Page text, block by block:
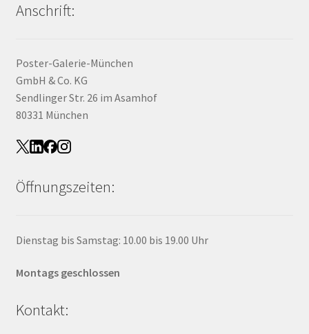
Anschrift:
Poster-Galerie-München
GmbH & Co. KG
Sendlinger Str. 26 im Asamhof
80331 München
Öffnungszeiten:
Dienstag bis Samstag: 10.00 bis 19.00 Uhr
Montags geschlossen
Kontakt: